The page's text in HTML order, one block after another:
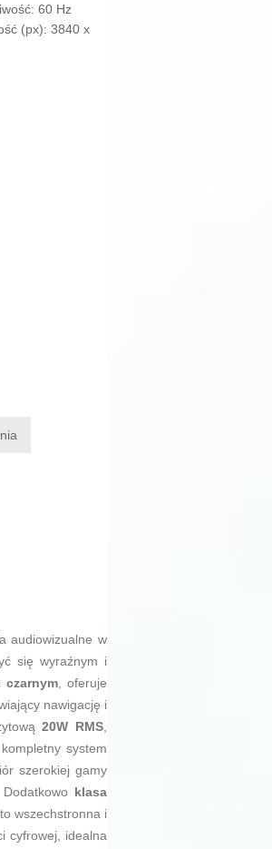
60 Hz
(px): 3840 x
audiowizualne w
się wyraźnym i
czarnym, oferuje
nawigację i
20W RMS,
system
szerokiej gamy
klasa
wszechstronna i
cyfrowej, idealna